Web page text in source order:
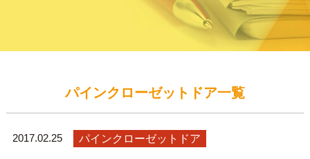
パインクローゼットドア一覧
2017.02.25 パインクローゼットドア